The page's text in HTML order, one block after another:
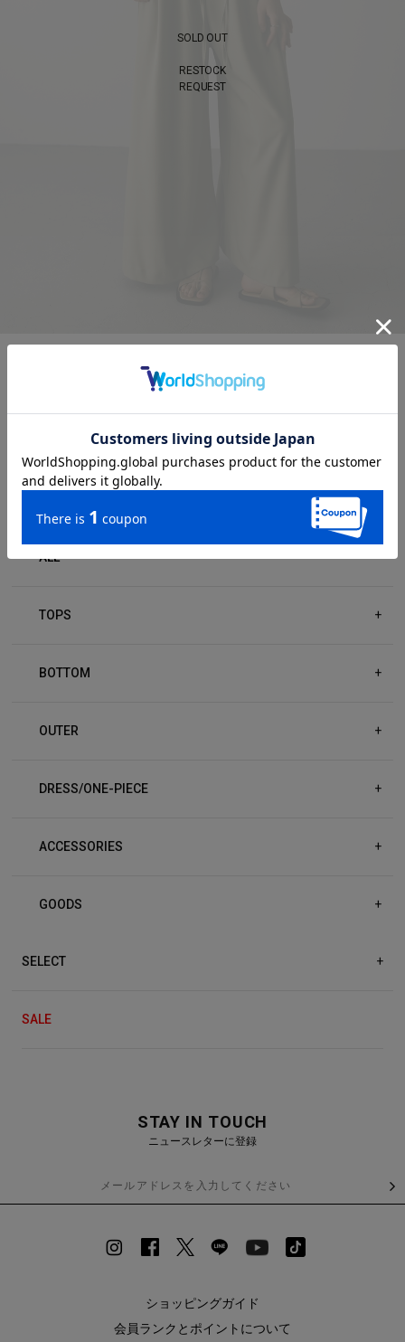
SOLD OUT
RESTOCK
REQUEST
ITEM CATEGORY
ALL
TOPS +
BOTTOM +
OUTER +
DRESS/ONE-PIECE +
ACCESSORIES +
GOODS +
SELECT +
SALE
STAY IN TOUCH
ニュースレターに登録
ショッピングガイド
会員ランクとポイントについて